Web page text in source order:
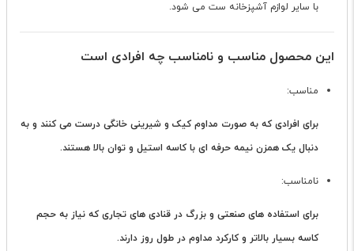
با سایر لوازم آشپزخانه ست می شود.
این محصول مناسب و نامناسب چه افرادی است
مناسب:
برای افرادی که به صورت مداوم کیک و شیرینی خانگی درست می کنند و به
دنبال یک همزن نیمه حرفه ای با کاسه استیل و توان بالا هستند.
نامناسب:
برای استفاده های صنعتی و بزرگ در قنادی های تجاری که نیاز به حجم
کاسه بسیار بالاتر و کارکرد مداوم در طول روز دارند.